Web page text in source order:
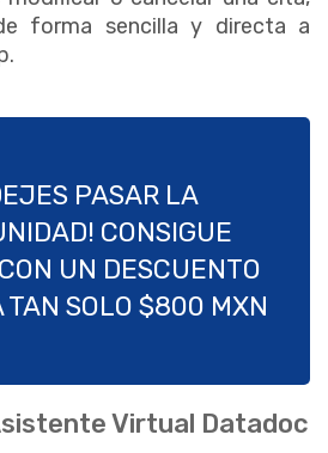
forma sencilla y directa a
PASAR LA
CONSIGUE
UN DESCUENTO
SOLO $800 MXN
Virtual Datadoc